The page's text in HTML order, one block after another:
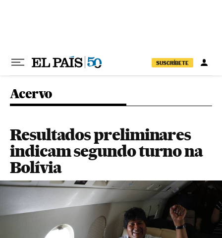
SUSCRÍBETE
Acervo
Resultados preliminares
indicam segundo turno na
Bolívia